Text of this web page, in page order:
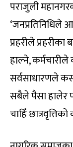
पराजुली
‘जनप्रतिनिधिले
प्रहरीले
हाल्ने, कर्मचारीले
सर्वसाधारणले
सबैले पैसा हालेर
चाहिँ